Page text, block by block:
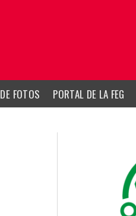
FOTOS PORTAL DE LA FEG